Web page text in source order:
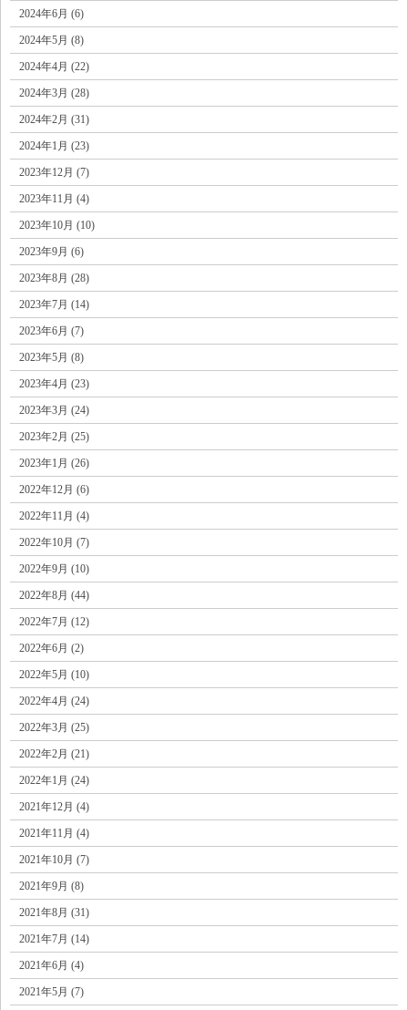
2024年6月 (6)
2024年5月 (8)
2024年4月 (22)
2024年3月 (28)
2024年2月 (31)
2024年1月 (23)
2023年12月 (7)
2023年11月 (4)
2023年10月 (10)
2023年9月 (6)
2023年8月 (28)
2023年7月 (14)
2023年6月 (7)
2023年5月 (8)
2023年4月 (23)
2023年3月 (24)
2023年2月 (25)
2023年1月 (26)
2022年12月 (6)
2022年11月 (4)
2022年10月 (7)
2022年9月 (10)
2022年8月 (44)
2022年7月 (12)
2022年6月 (2)
2022年5月 (10)
2022年4月 (24)
2022年3月 (25)
2022年2月 (21)
2022年1月 (24)
2021年12月 (4)
2021年11月 (4)
2021年10月 (7)
2021年9月 (8)
2021年8月 (31)
2021年7月 (14)
2021年6月 (4)
2021年5月 (7)